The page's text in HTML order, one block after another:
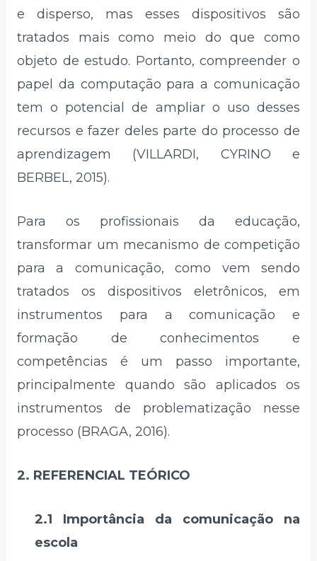
e disperso, mas esses dispositivos são
tratados mais como meio do que como
objeto de estudo. Portanto, compreender o
papel da computação para a comunicação
tem o potencial de ampliar o uso desses
recursos e fazer deles parte do processo de
aprendizagem (VILLARDI, CYRINO e
BERBEL, 2015).
Para os profissionais da educação,
transformar um mecanismo de competição
para a comunicação, como vem sendo
tratados os dispositivos eletrônicos, em
instrumentos para a comunicação e
formação de conhecimentos e
competências é um passo importante,
principalmente quando são aplicados os
instrumentos de problematização nesse
processo (BRAGA, 2016).
2. REFERENCIAL TEÓRICO
2.1 Importância da comunicação na
escola